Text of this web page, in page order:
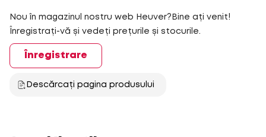
Nou în magazinul nostru web Heuver?Bine ați venit!
Înregistrați-vă și vedeți prețurile și stocurile.
Înregistrare
Descărcați pagina produsului